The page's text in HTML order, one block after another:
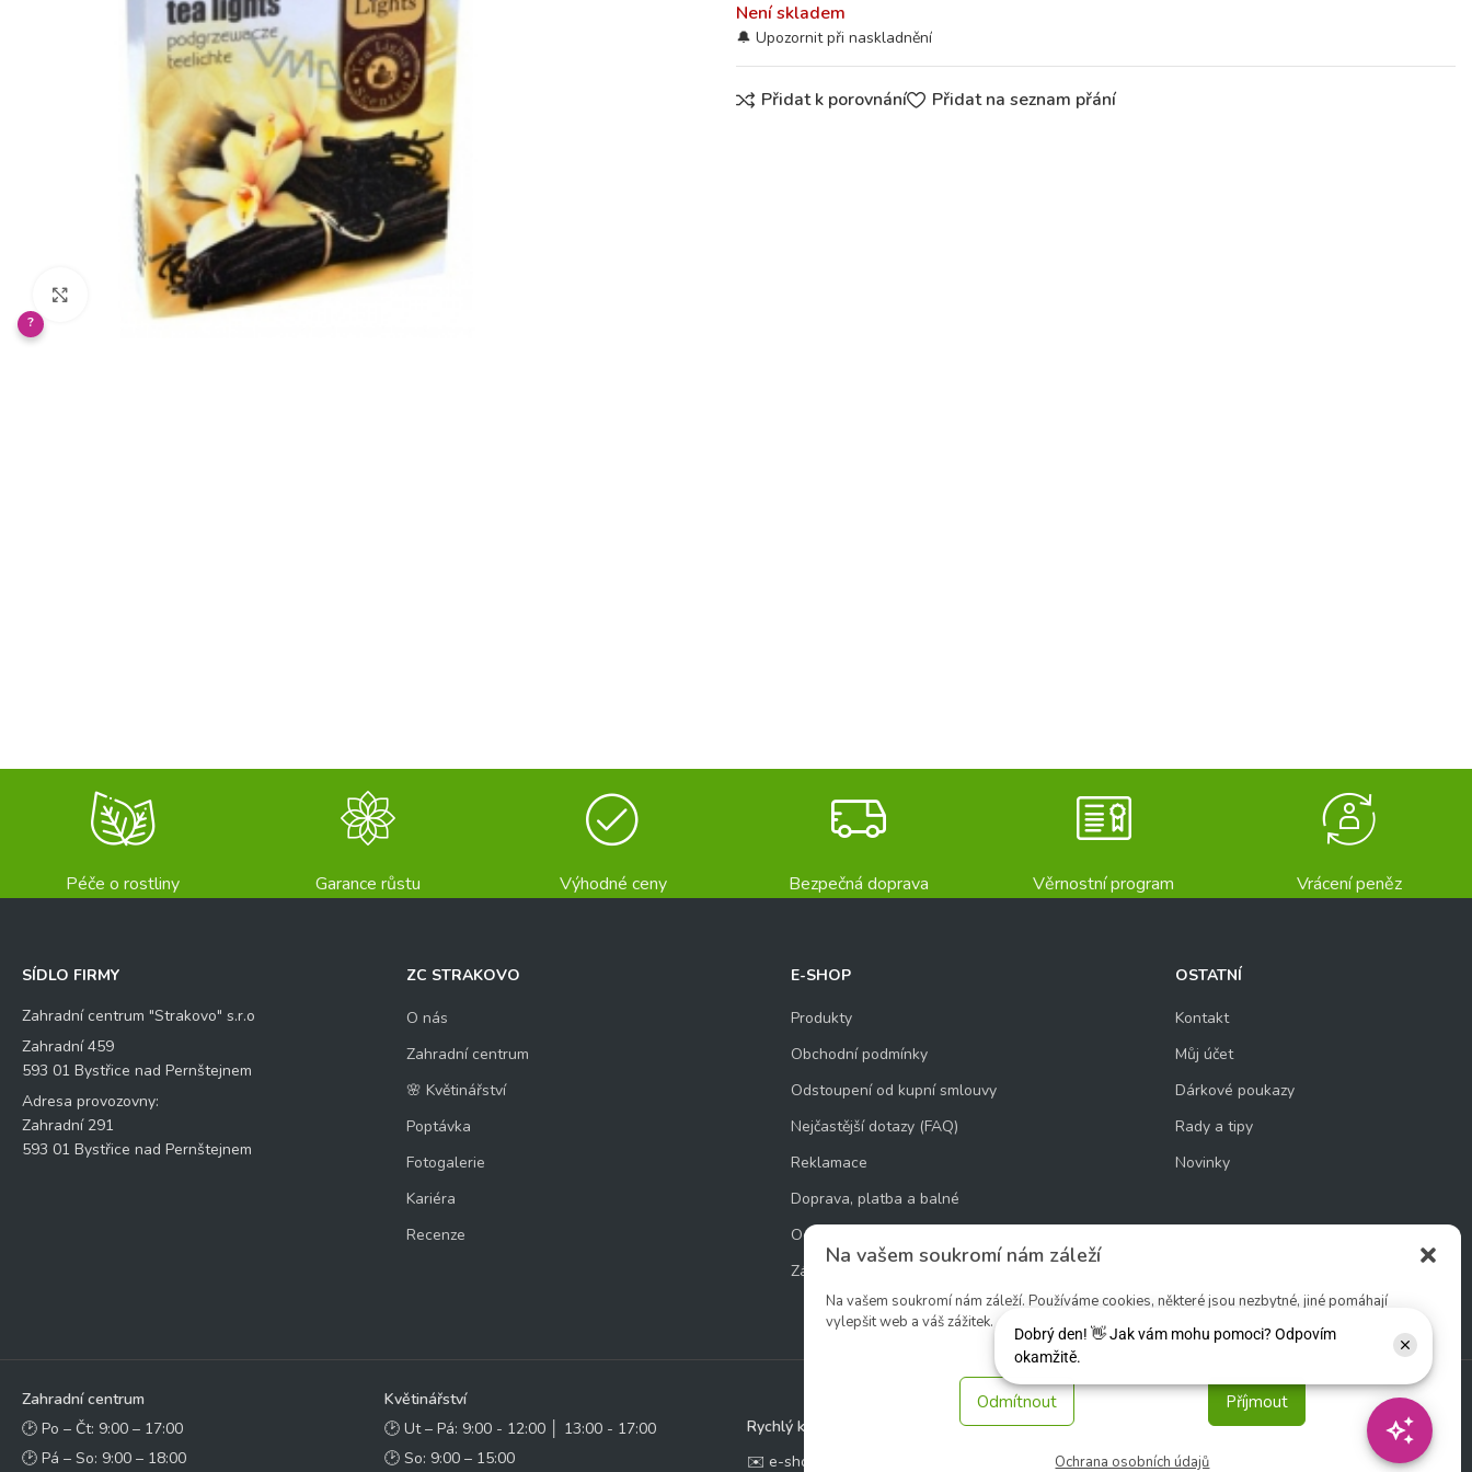
Na vašem soukromí nám záleží
Na vašem soukromí nám záleží. Používáme cookies, některé jsou nezbytné, jiné pomáhají
vylepšit web a váš zážitek.
Příjmout
Odmítnout
Ochrana osobních údajů
Klikněte pro zvětšení
?
Není skladem
Přidat k porovnání Přidat na seznam přání
Péče o rostliny Garance růstu Výhodné ceny Bezpečná doprava Věrnostní program Vrácení peněz
SÍDLO FIRMY
Zahradní centrum "Strakovo" s.r.o
Zahradní 459
593 01 Bystřice nad Pernštejnem
Adresa provozovny:
Zahradní 291
593 01 Bystřice nad Pernštejnem
ZC STRAKOVO
O nás
Zahradní centrum
🌸 Květinářství
Poptávka
Fotogalerie
Kariéra
Recenze
E-SHOP
Produkty
Obchodní podmínky
Odstoupení od kupní smlouvy
Nejčastější dotazy (FAQ)
Reklamace
Doprava, platba a balné
Ochrana osobních údajů
Zásady používání souborů cookie
OSTATNÍ
Kontakt
Můj účet
Dárkové poukazy
Rady a tipy
Novinky
Zahradní centrum
🕑 Po – Čt: 9:00 – 17:00
🕑 Pá – So: 9:00 – 18:00
Květinářství
🕑 Ut – Pá: 9:00 - 12:00 │ 13:00 - 17:00
🕑 So: 9:00 – 15:00
Rychlý kontakt:
✉️ e-shop@zcstrakovo.cz